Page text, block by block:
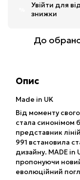
Увійти для
знижки
До
Опис
Made in UK
Від моменту
стала синонімом
представник
991 встановила
дизайну. MADE in
пропонуючи
еволюційний